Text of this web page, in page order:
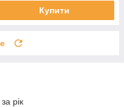
Купити
рік